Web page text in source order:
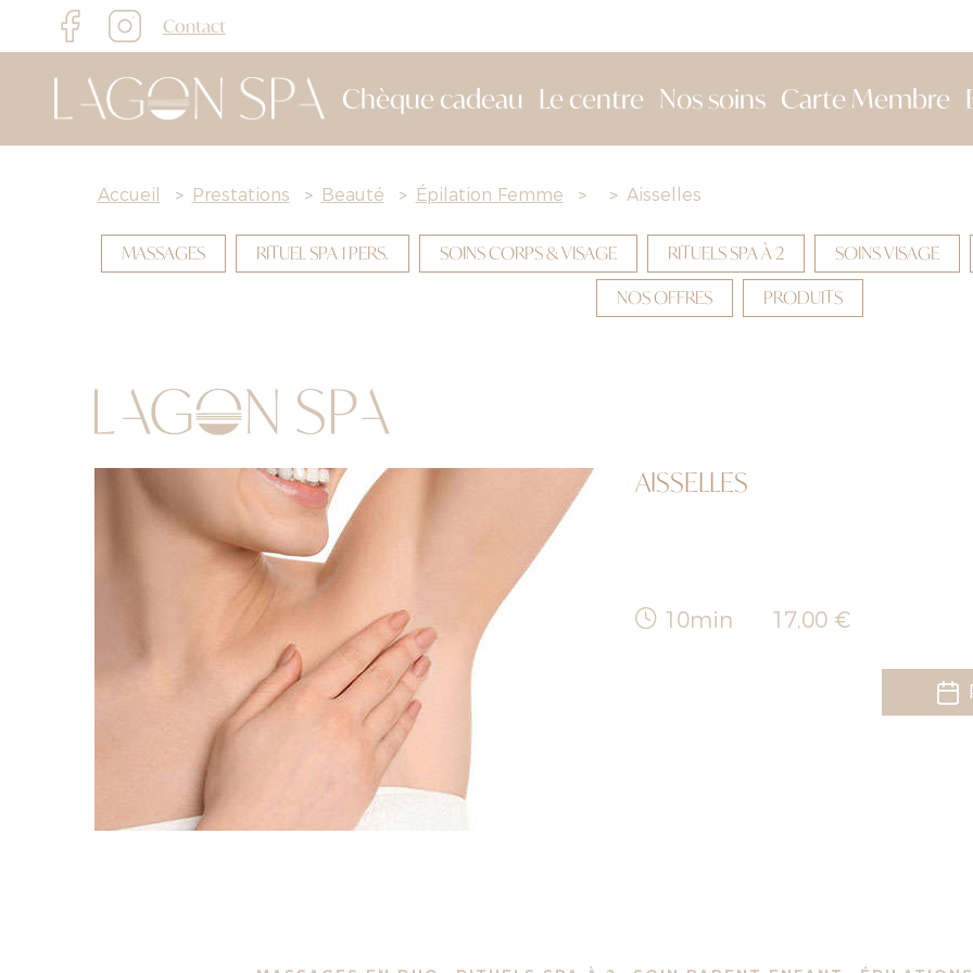
Contact
Chèque cadeau Le centre Nos soins Carte Membre
Accueil > Prestations > Beauté > Épilation Femme > > Aisselles
MASSAGES RITUEL SPA 1 PERS. SOINS CORPS & VISAGE RITUELS SPA À 2 SOINS VISAGE
NOS OFFRES
PRODUITS
AISSELLES
10min 17,00 €